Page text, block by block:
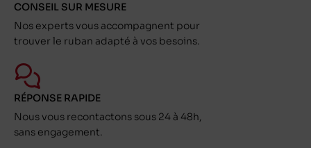
CONSEIL SUR MESURE
Nos experts vous accompagnent pour
trouver le ruban adapté à vos besoins.
RÉPONSE RAPIDE
Nous vous recontactons sous 24 à 48h,
sans engagement.